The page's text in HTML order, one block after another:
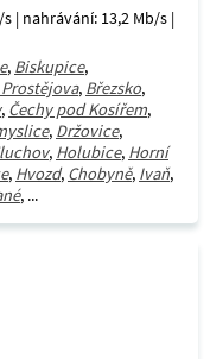
| nahrávání: 13,2 Mb/s |
, Biskupice,
, Březsko,
, Čechy pod Kosířem,
, Držovice,
, Holubice, Horní
, Hvozd, Chobyně, Ivaň,
, ...